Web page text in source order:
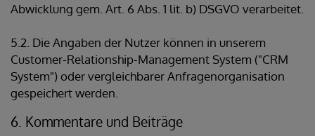
Abwicklung gem. Art. 6 Abs. 1 lit. b) DSGVO verarbeitet.
5.2. Die Angaben der Nutzer können in unserem
Customer-Relationship-Management System ("CRM
System") oder vergleichbarer Anfragenorganisation
gespeichert werden.
6. Kommentare und Beiträge